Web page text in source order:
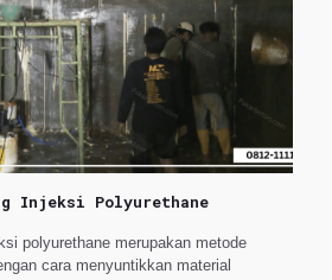
Injeksi Polyurethane
polyurethane merupakan metode
cara menyuntikkan material